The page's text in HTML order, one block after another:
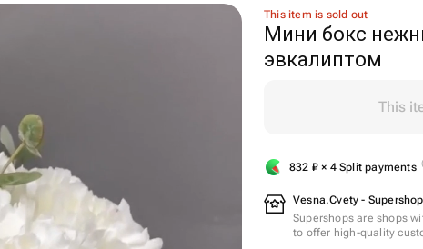
This item is sold out
Мини бокс
эвкалиптом
This
832 ₽ × 4 Split payments
Vesna.Cvety -
Supershops are shops
to offer high-quality